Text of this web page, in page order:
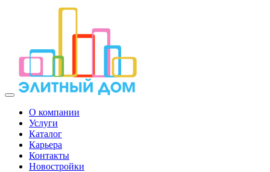
О компании
Услуги
Каталог
Карьера
Контакты
Новостройки